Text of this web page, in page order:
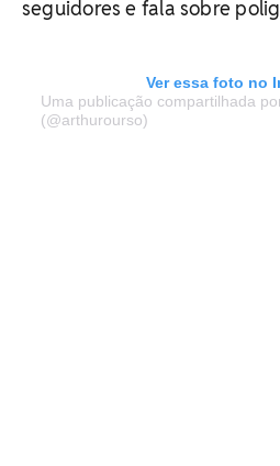
seguidores e fala sobre
Ver essa foto no
Uma publicação compartilhada
(@arthurourso)